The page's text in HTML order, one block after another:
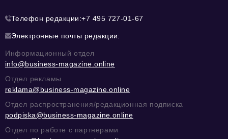
Телефон редакции:+7 495 727-01-67
Электронные почты редакции:
Информационный отдел
info@business-magazine.online
Отдел рекламы
reklama@business-magazine.online
Отдел распространения/редакционная подписка
podpiska@business-magazine.online
Отдел по работе с партнерами